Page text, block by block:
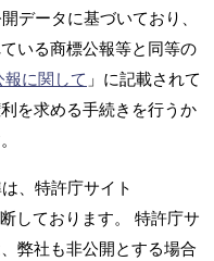
データに基づいており、
いる商標公報等と同等の
報に関して 」に記載されて
を求める手続きを行うか
、特許庁サイト
しております。 特許庁サ
弊社も非公開とする場合